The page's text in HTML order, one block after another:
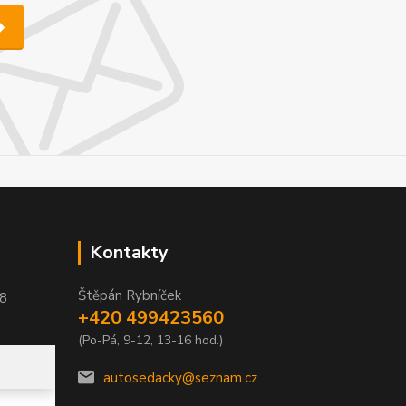
Kontakty
Štěpán Rybníček
+420 499423560
(Po-Pá, 9-12, 13-16 hod.)
autosedacky@seznam.cz